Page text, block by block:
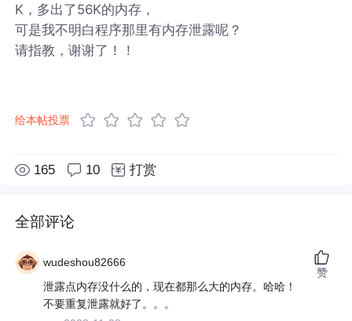
K，多出了56K的内存，
可是我不明白程序那里有内存泄露呢？
请指教，谢谢了！！
给本帖投票
165 10 打赏
全部评论
wudeshou82666
泄露点内存没什么的，现在都那么大的内存。哈哈！
不要重复泄露就好了。。。
赞